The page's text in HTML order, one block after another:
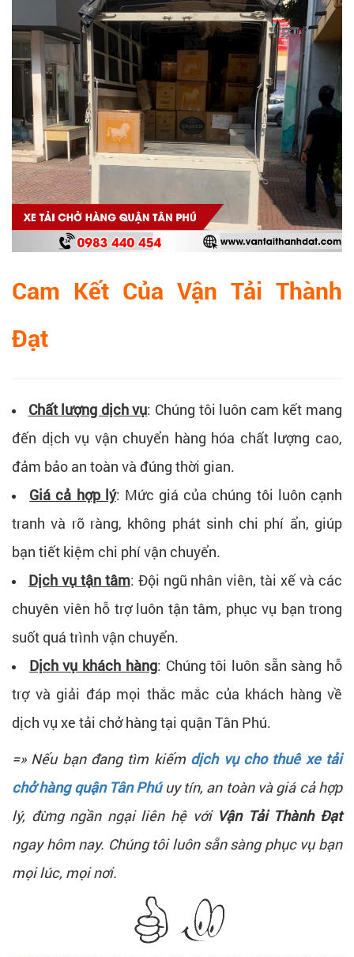
Cam Kết Của Vận Tải Thành
Đạt
Chất lượng dịch vụ: Chúng tôi luôn cam kết mang
đến dịch vụ vận chuyển hàng hóa chất lượng cao,
đảm bảo an toàn và đúng thời gian.
Giá cả hợp lý: Mức giá của chúng tôi luôn cạnh
tranh và rõ ràng, không phát sinh chi phí ẩn, giúp
bạn tiết kiệm chi phí vận chuyển.
Dịch vụ tận tâm: Đội ngũ nhân viên, tài xế và các
chuyên viên hỗ trợ luôn tận tâm, phục vụ bạn trong
suốt quá trình vận chuyển.
Dịch vụ khách hàng: Chúng tôi luôn sẵn sàng hỗ
trợ và giải đáp mọi thắc mắc của khách hàng về
dịch vụ xe tải chở hàng tại quận Tân Phú.
=» Nếu bạn đang tìm kiếm dịch vụ cho thuê xe tải
chở hàng quận Tân Phúuy tín, an toàn và giá cả hợp
lý, đừng ngần ngại liên hệ với Vận Tải Thành Đạt
ngay hôm nay. Chúng tôi luôn sẵn sàng phục vụ bạn
mọi lúc, mọi nơi.